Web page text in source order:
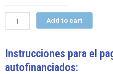
quantity
Add to cart
Instrucciones para el
autofinanciados: